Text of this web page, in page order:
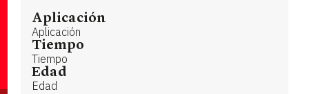
Aplicación
Aplicación
Tiempo
Tiempo
Edad
Edad